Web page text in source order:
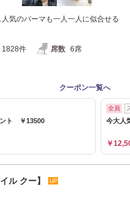
気のパーマも一人一人に似合せる
1828件 席数 6席
クーポン一覧へ
ント ￥13500
全員
今大人
￥
ル クー】